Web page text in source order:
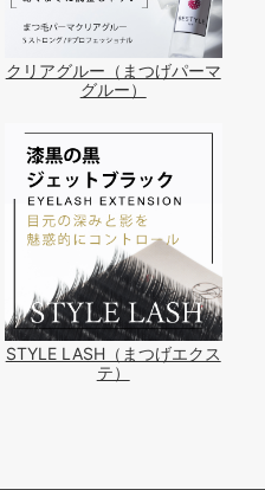
クリアグルー（まつげパーマ
グルー）
STYLE LASH（まつげエクス
テ）